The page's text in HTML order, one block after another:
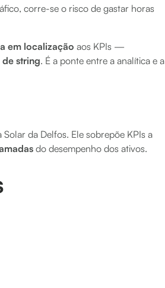
corre-se o risco de gastar horas
em localização aos KPIs —
de string. É a ponte entre a analítica e a
da Delfos. Ele sobrepõe KPIs a
do desempenho dos ativos.